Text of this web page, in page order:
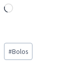
L
d
Post
Tags:
#Bolos